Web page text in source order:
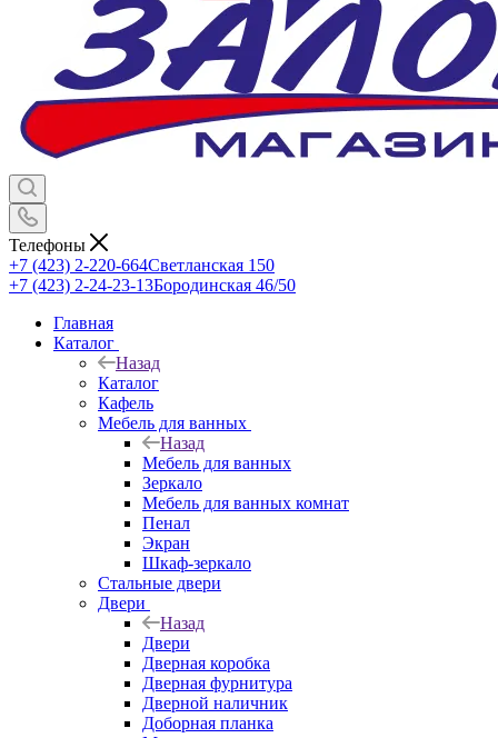
Телефоны
+7 (423) 2-220-664Светланская 150
+7 (423) 2-24-23-13Бородинская 46/50
Главная
Каталог
Назад
Каталог
Кафель
Мебель для ванных
Назад
Мебель для ванных
Зеркало
Мебель для ванных комнат
Пенал
Экран
Шкаф-зеркало
Стальные двери
Двери
Назад
Двери
Дверная коробка
Дверная фурнитура
Дверной наличник
Доборная планка